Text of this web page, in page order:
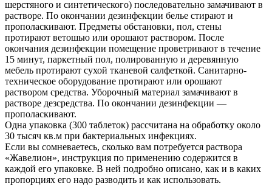
шерстяного и синтетического) последовательно замачивают в
растворе. По окончании дезинфекции белье стирают и
прополаскивают. Предметы обстановки, пол, стены
протирают ветошью или орошают раствором. После
окончания дезинфекции помещение проветривают в течение
15 минут, паркетный пол, полированную и деревянную
мебель протирают сухой тканевой салфеткой. Санитарно-
техническое оборудование протирают или орошают
раствором средства. Уборочный материал замачивают в
растворе дезсредства. По окончании дезинфекции —
прополаскивают.
Одна упаковка (300 таблеток) рассчитана на обработку около
30 тысяч кв.м при бактериальных инфекциях.
Если вы сомневаетесь, сколько вам потребуется раствора
«Жавелион», инструкция по применению содержится в
каждой его упаковке. В ней подробно описано, как и в каких
пропорциях его надо разводить и как использовать.